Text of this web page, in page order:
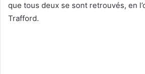
que tous deux se sont retrouvés, en
Trafford.